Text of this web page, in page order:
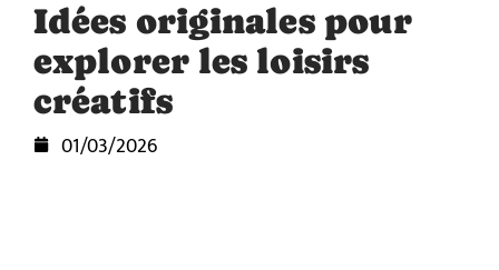
Idées originales pour
explorer les loisirs
créatifs
01/03/2026